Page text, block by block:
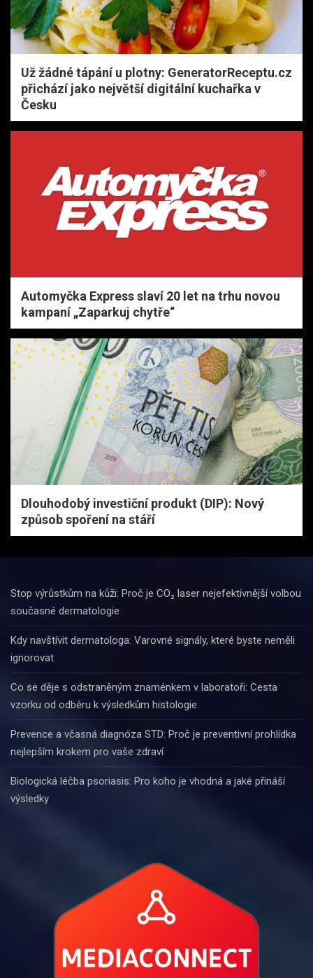
Už žádné tápání u plotny: GeneratorReceptu.cz
přichází jako největší digitální kuchařka v
Česku
Automyčka Express slaví 20 let na trhu novou
kampaní „Zaparkuj chytře“
Dlouhodobý investiční produkt (DIP): Nový
způsob spoření na stáří
Stop výrůstkům na kůži: Proč je CO₂ laser nejefektivnější volbou
současné dermatologie
Kdy navštívit dermatologa: Varovné signály, které byste neměli
ignorovat
Co se děje s odstraněným znaménkem v laboratoři: Cesta
vzorku od odběru k výsledkům histologie
Prevence a včasná diagnóza STD: Proč je preventivní prohlídka
nejlepším krokem pro vaše zdraví
Biologická léčba psoriasis: Pro koho je vhodná a jaké přináší
výsledky